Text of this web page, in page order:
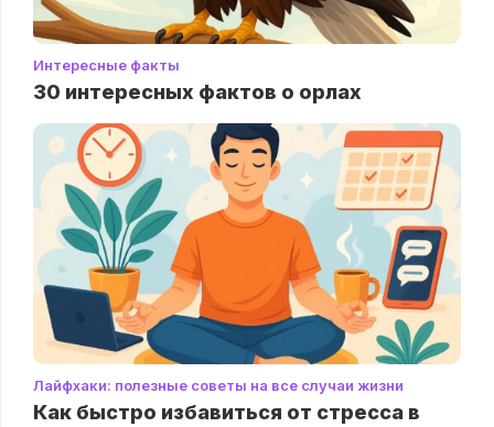
Интересные факты
30 интересных фактов о орлах
Лайфхаки: полезные советы на все случаи жизни
Как быстро избавиться от стресса в